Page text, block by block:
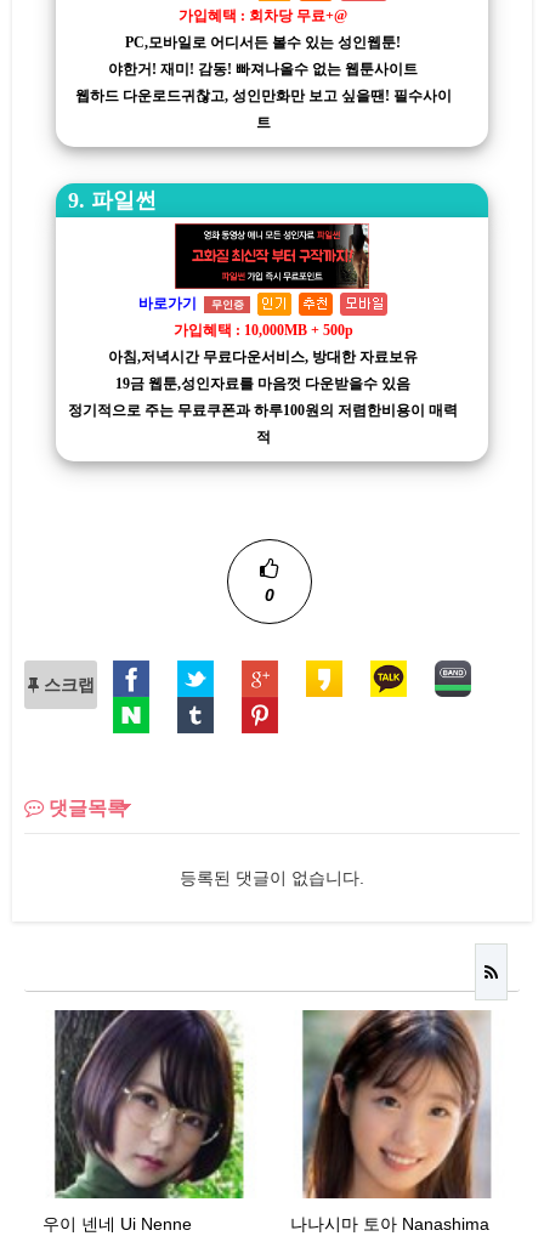
가입혜택 : 회차당 무료+@
PC,모바일로 어디서든 볼수 있는 성인웹툰!
야한거! 재미! 감동! 빠져나올수 없는 웹툰사이트
웹하드 다운로드귀찮고, 성인만화만 보고 싶을땐! 필수사이
트
9. 파일썬
바로가기 무인증
가입혜택 : 10,000MB + 500p
아침,저녁시간 무료다운서비스, 방대한 자료보유
19금 웹툰,성인자료를 마음껏 다운받을수 있음
정기적으로 주는 무료쿠폰과 하루100원의 저렴한비용이 매력
적
0
스크랩
댓글목록
등록된 댓글이 없습니다.
우이 넨네 Ui Nenne
나나시마 토아 Nanashima